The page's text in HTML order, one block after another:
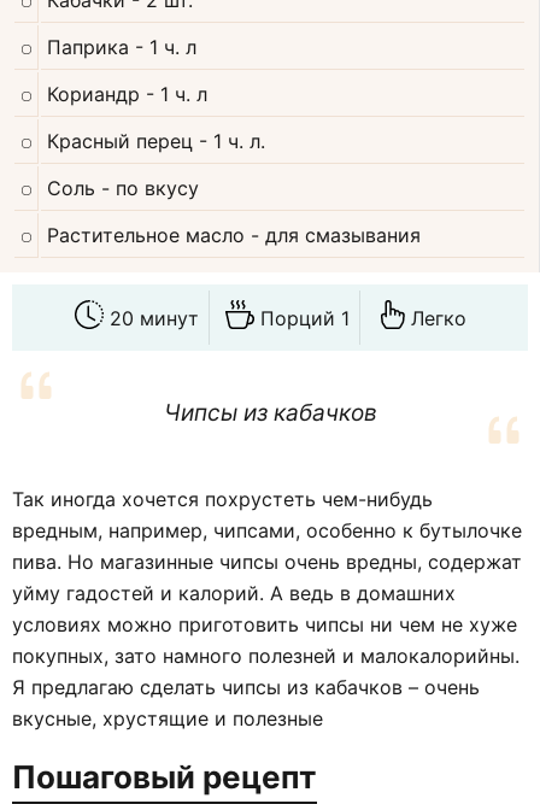
Паприка - 1 ч. л
Кориандр - 1 ч. л
Красный перец - 1 ч. л.
Соль - по вкусу
Растительное масло - для смазывания
20 минут Порций 1 Легко
Чипсы из кабачков
Так иногда хочется похрустеть чем-нибудь
вредным, например, чипсами, особенно к бутылочке
пива. Но магазинные чипсы очень вредны, содержат
уйму гадостей и калорий. А ведь в домашних
условиях можно приготовить чипсы ни чем не хуже
покупных, зато намного полезней и малокалорийны.
Я предлагаю сделать чипсы из кабачков – очень
вкусные, хрустящие и полезные
Пошаговый рецепт